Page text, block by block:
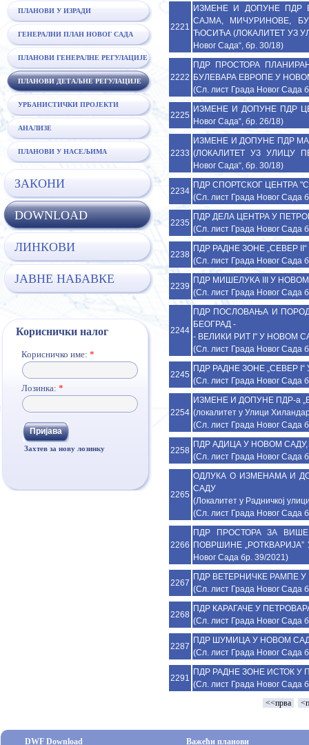
2221
ИЗМЕНЕ И ДОПУНЕ ПДР
САЈМА, МИЧУРИНОВЕ,
ЋОСИЋА (ЛОКАЛИТЕТ УЗ
Новог Сада“, бр. 30/18)
2222
ПДР ПРОСТОРА
БУЛЕВАРА ЕВРОПЕ У
(Сл. лист Града Новог Сада
2225
ИЗМЕНЕ И ДОПУНЕ ПДР
Новог Сада“, бр. 26/18)
2233
ИЗМЕНЕ И ДОПУНЕ ПДР
(ЛОКАЛИТЕТ УЗ УЛИЦУ
Новог Сада“, бр. 30/18)
2234
ПДР СПОРТСКОГ ЦЕНТРА
(Сл. лист Града Новог Сада
2235
ПДР ДЕЛА ЦЕНТРА У
(Сл. лист Града Новог Сада
2238
ПДР РАДНЕ ЗОНЕ „СЕВЕР
(Сл. лист Града Новог Сада
2239
ПДР МИШЕЛУКА III У НОВОМ
(Сл. лист Града Новог Сада
2244
ПДР ПОСЛОВАЊА И
БЕОГРАД -
- ВЕЛИКИ РИТ I" У НОВОМ
(Сл. лист Града Новог Сада
2245
ПДР РАДНЕ ЗОНЕ „СЕВЕР I“
(Сл. лист Града Новог Сада
2254
ИЗМЕНЕ И ДОПУНЕ ПДР-а
(локалитет у Улици
(Сл. лист Града Новог Сада
2258
ПДР АДИЦА У НОВОМ САДУ,
(Сл. лист Града Новог Сада
2265
ОДЛУКА О ИЗМЕНАМА И
САДУ
(Локалитет у Радничкој
(Сл. лист Града Новог Сада
2266
ПДР ПРОСТОРА ЗА
ПОВРШИНЕ „РОТКВАРИЈА”
Новог Сада бр. 39/2021)
2267
ПДР ВЕТЕРНИЧКЕ РАМПЕ У
(Сл. лист Града Новог Сада
2268
ПДР КАРАГАЧЕ У
(Сл. лист Града Новог Сада
2287
ПДР ШУМИЦА У НОВОМ
(Сл. лист Града Новог Сада
2291
ПДР РАДНЕ ЗОНЕ ИСТОК У
(Сл. лист Града Новог Сада
<<прва
ПЛАНОВИ У ИЗРАДИ
ГЕНЕРАЛНИ ПЛАН НОВОГ САДА
ПЛАНОВИ ГЕНЕРАЛНЕ РЕГУЛАЦИЈЕ
ПЛАНОВИ ДЕТАЉНЕ РЕГУЛАЦИЈЕ
УРБАНИСТИЧКИ ПРОЈЕКТИ
АНАЛИЗЕ
ПЛАНОВИ У НАСЕЉИМА
ЗАКОНИ
DOWNLOAD
ЛИНКОВИ
ЈАВНЕ НАБАВКЕ
Кориснички налог
Корисничко име: *
Лозинка: *
Захтев за нову лозинку
DWF Download Важећи планови